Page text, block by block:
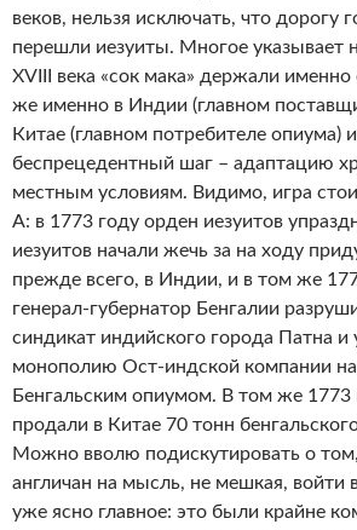
веков, нельзя исключать, что дорогу
перешли иезуиты. Многое указывает
XVIII века «сок мака» держали
же именно в Индии (главном
Китае (главном потребителе опиума)
беспрецедентный шаг – адаптацию
местным условиям. Видимо, игра
А: в 1773 году орден иезуитов
иезуитов начали жечь за на ходу
прежде всего, в Индии, и в том же
генерал-губернатор Бенгалии
синдикат индийского города Патна и
монополию Ост-индской компании
Бенгальским опиумом. В том же 1773
продали в Китае 70 тонн
Можно вволю подискутировать о
англичан на мысль, не мешкая, войти
уже ясно главное: это были крайне